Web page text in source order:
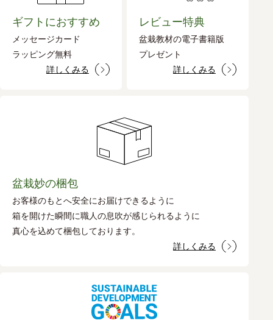
ギフトにおすすめ
メッセージカード
ラッピング無料
詳しくみる
レビュー特典
盆栽教材の電子書籍版
プレゼント
詳しくみる
盆栽妙の梱包
お客様のもとへ安全にお届けできるように
箱を開けた瞬間に職人の息吹が感じられるように
真心を込めて梱包しております。
詳しくみる